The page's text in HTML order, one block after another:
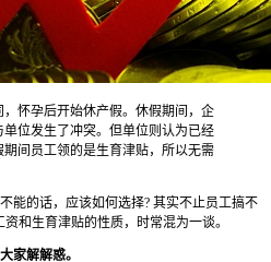
怀孕后开始休产假。休假期间，企
位发生了冲突。但单位则认为已经
间员工领的是生育津贴，所以无需
能的话，应该如何选择? 其实不止员工搞不
和生育津贴的性质，时常混为一谈。
家解解惑。